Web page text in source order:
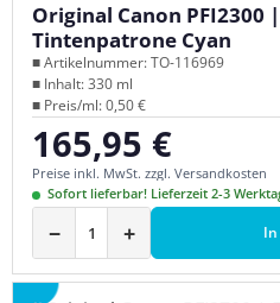
Original Canon PFI2300 |
Tintenpatrone Cyan
■ Artikelnummer: TO-116969
■ Inhalt: 330 ml
■ Preis/ml: 0,50 €
Regulärer Preis:
165,95 €
Preise inkl. MwSt. zzgl. Versandkosten
Sofort lieferbar! Lieferzeit 2-3
− +